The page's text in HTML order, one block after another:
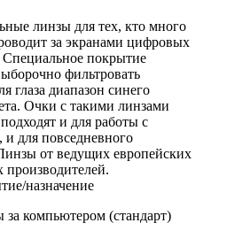
линзы для тех, кто много
за экранами цифровых
Специальное покрытие
фильтровать
глаза диапазон синего
Очки с такими линзами
и для работы с
и для повседневного
от ведущих европейских
производителей.
назначение
за компьютером (стандарт)